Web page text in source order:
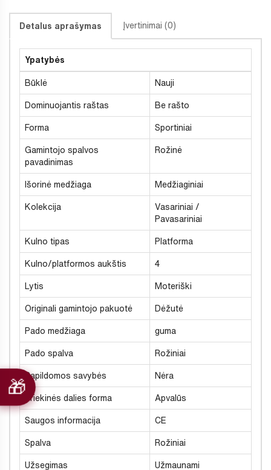
Detalus aprašymas Įvertinimai (0)
Ypatybės
Būklė Nauji
Dominuojantis raštas Be rašto
Forma Sportiniai
Gamintojo spalvos
pavadinimas
Rožinė
Išorinė medžiaga Medžiaginiai
Kolekcija
Vasariniai /
Pavasariniai
Kulno tipas Platforma
Kulno/platformos aukštis 4
Lytis Moteriški
Originali gamintojo pakuotė Dėžutė
Pado medžiaga guma
Pado spalva Rožiniai
Papildomos savybės Nėra
Priekinės dalies forma Apvalūs
Saugos informacija CE
Spalva Rožiniai
Užsegimas Užmaunami